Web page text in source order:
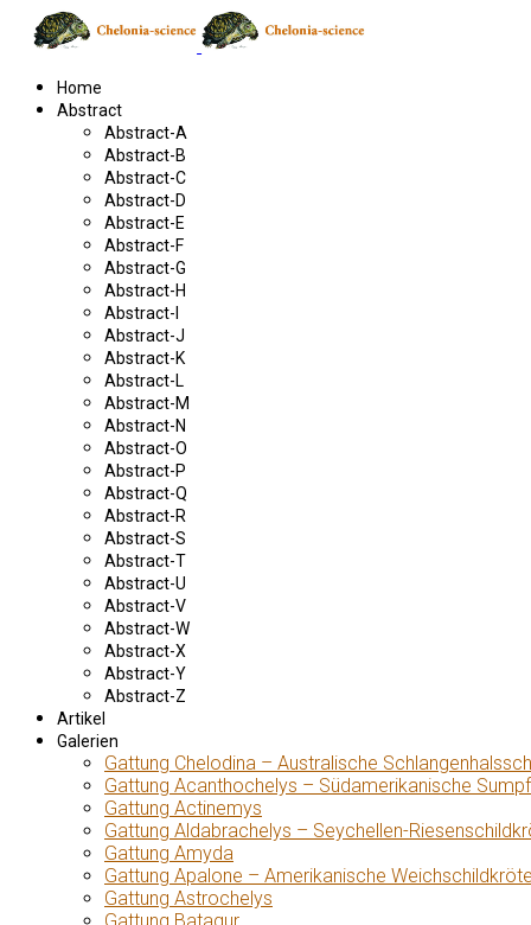
Home
Abstract
Abstract-A
Abstract-B
Abstract-C
Abstract-D
Abstract-E
Abstract-F
Abstract-G
Abstract-H
Abstract-I
Abstract-J
Abstract-K
Abstract-L
Abstract-M
Abstract-N
Abstract-O
Abstract-P
Abstract-Q
Abstract-R
Abstract-S
Abstract-T
Abstract-U
Abstract-V
Abstract-W
Abstract-X
Abstract-Y
Abstract-Z
Artikel
Galerien
Gattung Chelodina – Australische
Gattung Acanthochelys – Südamerikanische
Gattung Actinemys
Gattung Aldabrachelys – Seychellen-
Gattung Amyda
Gattung Apalone – Amerikanische
Gattung Astrochelys